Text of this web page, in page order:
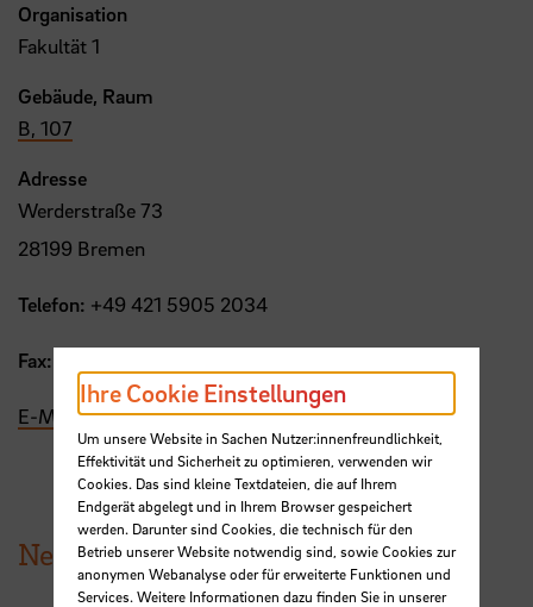
Organisation
Fakultät 1
Gebäude, Raum
B, 107
Adresse
Werderstraße 73
28199 Bremen
Telefon: +49 421 5905 2034
Fax:
E-Mail
News aus der HSB
Ihre Cookie Einstellungen
Um unsere Website in Sachen Nutzer:innenfreundlichkeit,
Effektivität und Sicherheit zu optimieren, verwenden wir
Cookies. Das sind kleine Textdateien, die auf Ihrem
Endgerät abgelegt und in Ihrem Browser gespeichert
werden. Darunter sind Cookies, die technisch für den
Betrieb unserer Website notwendig sind, sowie Cookies zur
anonymen Webanalyse oder für erweiterte Funktionen und
Services. Weitere Informationen dazu finden Sie in unserer